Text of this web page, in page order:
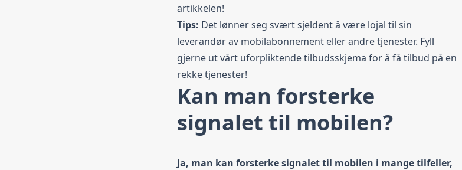
artikkelen!
Tips: Det lønner seg svært sjeldent å være lojal til sin
leverandør av mobilabonnement eller andre tjenester. Fyll
gjerne ut vårt uforpliktende tilbudsskjema for å få tilbud på en
rekke tjenester!
Kan man forsterke
signalet til mobilen?
Ja, man kan forsterke signalet til mobilen i mange tilfeller,